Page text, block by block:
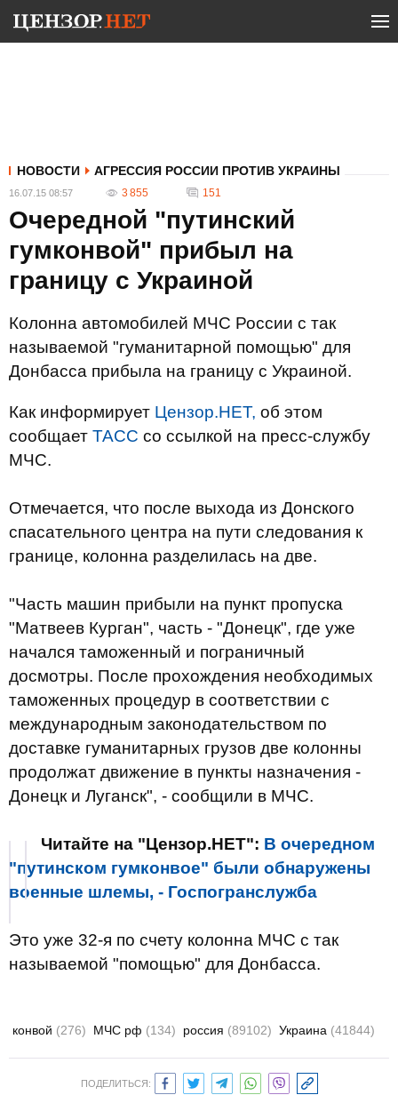
НОВОСТИ АГРЕССИЯ РОССИИ ПРОТИВ УКРАИНЫ
16.07.15 08:57 3 855 151
Очередной "путинский
гумконвой" прибыл на
границу с Украиной
Колонна автомобилей МЧС России с так
называемой "гуманитарной помощью" для
Донбасса прибыла на границу с Украиной.
Как информирует Цензор.НЕТ, об этом
сообщает ТАСС со ссылкой на пресс-службу
МЧС.
Отмечается, что после выхода из Донского
спасательного центра на пути следования к
границе, колонна разделилась на две.
"Часть машин прибыли на пункт пропуска
"Матвеев Курган", часть - "Донецк", где уже
начался таможенный и пограничный
досмотры. После прохождения необходимых
таможенных процедур в соответствии с
международным законодательством по
доставке гуманитарных грузов две колонны
продолжат движение в пункты назначения -
Донецк и Луганск", - сообщили в МЧС.
Читайте на "Цензор.НЕТ": В очередном
"путинском гумконвое" были обнаружены
военные шлемы, - Госпогранслужба
Это уже 32-я по счету колонна МЧС с так
называемой "помощью" для Донбасса.
конвой (276) МЧС рф (134) россия (89102) Украина (41844)
ПОДЕЛИТЬСЯ: